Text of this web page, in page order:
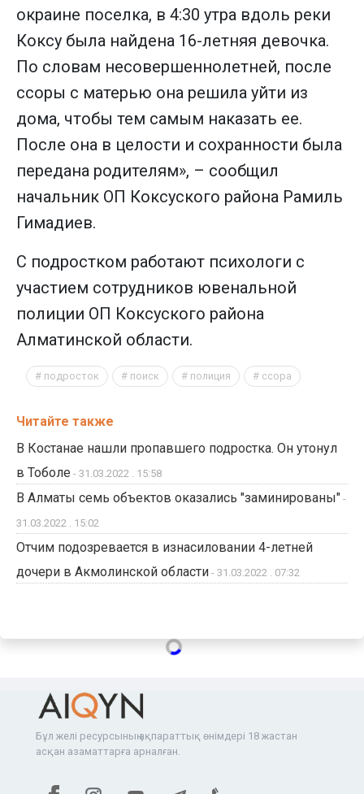
окраине поселка, в 4:30 утра вдоль реки
Коксу была найдена 16-летняя девочка.
По словам несовершеннолетней, после
ссоры с матерью она решила уйти из
дома, чтобы тем самым наказать ее.
После она в целости и сохранности была
передана родителям», – сообщил
начальник ОП Коксуского района Рамиль
Гимадиев.
С подростком работают психологи с
участием сотрудников ювенальной
полиции ОП Коксуского района
Алматинской области.
подросток поиск полиция ссора
Читайте также
В Костанае нашли пропавшего подростка. Он утонул
в Тоболе - 31.03.2022 . 15:58
В Алматы семь объектов оказались "заминированы" -
31.03.2022 . 15:02
Отчим подозревается в изнасиловании 4-летней
дочери в Акмолинской области - 31.03.2022 . 07:32
Бұл желі ресурсының ақпараттық өнімдері 18 жастан
асқан азаматтарға арналған.